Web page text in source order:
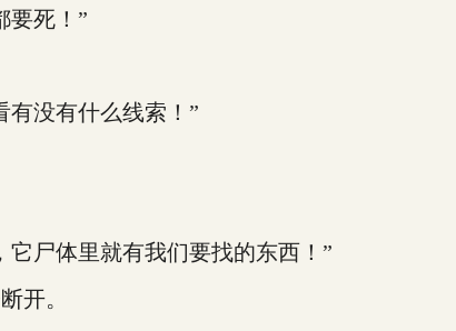
死！”
没有什么线索！”
尸体里就有我们要找的东西！”
开。